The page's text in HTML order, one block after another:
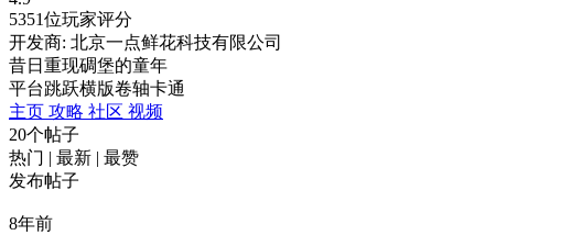
5351位玩家评分
开发商: 北京一点鲜花科技有限公司
昔日重现碉堡的童年
平台跳跃横版卷轴卡通
主页 攻略 社区 视频
20个帖子
热门 | 最新 | 最赞
发布帖子
8年前